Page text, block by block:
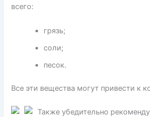
всего:
грязь;
соли;
песок.
Все эти вещества могут привести к
Также убедительно